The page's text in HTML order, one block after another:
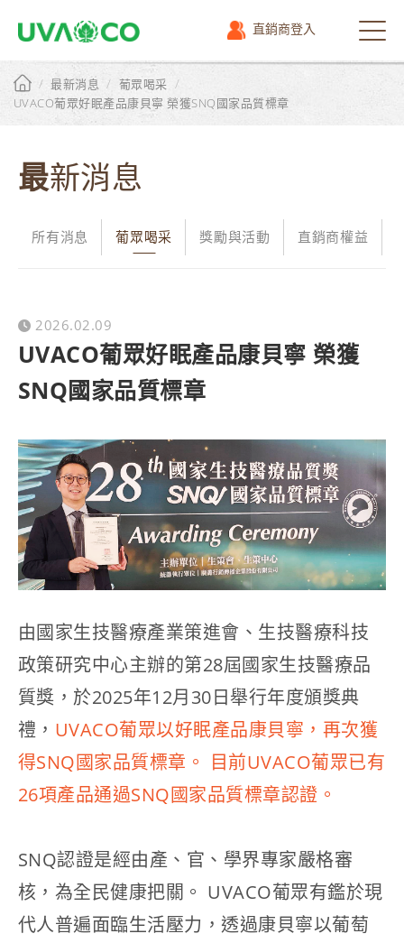
直銷商登入
選
單
/ 最新消息 / 葡眾喝采 /
UVACO葡眾好眠產品康貝寧 榮獲SNQ國家品質標章
最新消息
所有消息 葡眾喝采 獎勵與活動 直銷商權益
2026.02.09
UVACO葡眾好眠產品康貝寧 榮獲
SNQ國家品質標章
由國家生技醫療產業策進會、生技醫療科技
政策研究中心主辦的第28屆國家生技醫療品
質獎，於2025年12月30日舉行年度頒獎典
禮， UVACO葡眾以好眠產品康貝寧，再次獲
得SNQ國家品質標章。 目前UVACO葡眾已有
26項產品通過SNQ國家品質標章認證。
SNQ認證是經由產、官、學界專家嚴格審
核，為全民健康把關。 UVACO葡眾有鑑於現
代人普遍面臨生活壓力，透過康貝寧以葡萄